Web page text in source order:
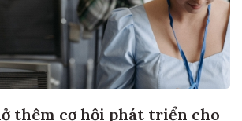
thêm cơ hội phát triển cho